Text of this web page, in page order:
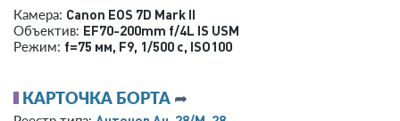
Камера: Canon EOS 7D Mark II
Объектив: EF70-200mm f/4L IS USM
Режим: f=75 мм, F9, 1/500 с, ISO100
КАРТОЧКА БОРТА ➦